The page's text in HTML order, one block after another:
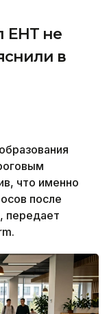
ЕНТ не
в
что именно
после
передает